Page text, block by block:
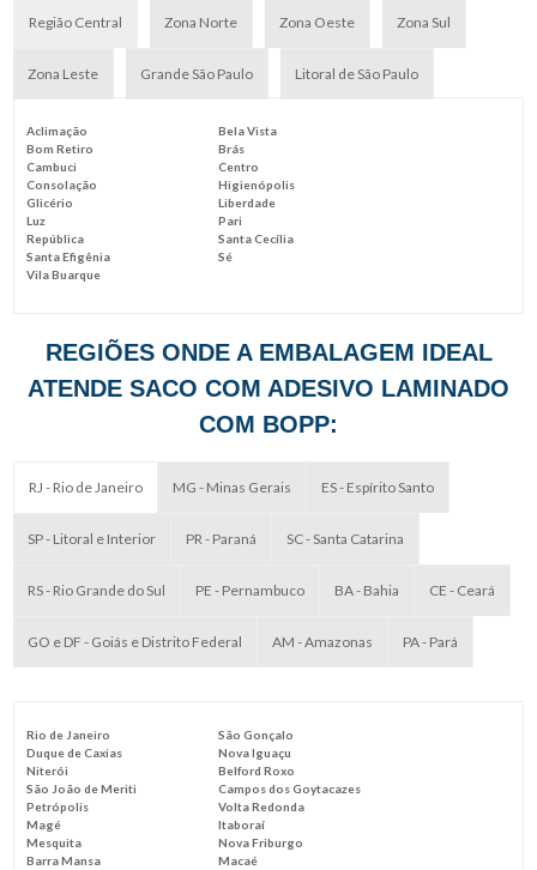
Região Central Zona Norte Zona Oeste Zona Sul
Zona Leste Grande São Paulo Litoral de São Paulo
Aclimação
Bela Vista
Bom Retiro
Brás
Cambuci
Centro
Consolação
Higienópolis
Glicério
Liberdade
Luz
Pari
República
Santa Cecília
Santa Efigênia
Sé
Vila Buarque
REGIÕES ONDE A EMBALAGEM IDEAL
ATENDE SACO COM ADESIVO LAMINADO
COM BOPP:
RJ - Rio de Janeiro MG - Minas Gerais ES - Espírito Santo
SP - Litoral e Interior PR - Paraná SC - Santa Catarina
RS - Rio Grande do Sul PE - Pernambuco BA - Bahia CE - Ceará
GO e DF - Goiás e Distrito Federal AM - Amazonas PA - Pará
Rio de Janeiro
São Gonçalo
Duque de Caxias
Nova Iguaçu
Niterói
Belford Roxo
São João de Meriti
Campos dos Goytacazes
Petrópolis
Volta Redonda
Magé
Itaboraí
Mesquita
Nova Friburgo
Barra Mansa
Macaé